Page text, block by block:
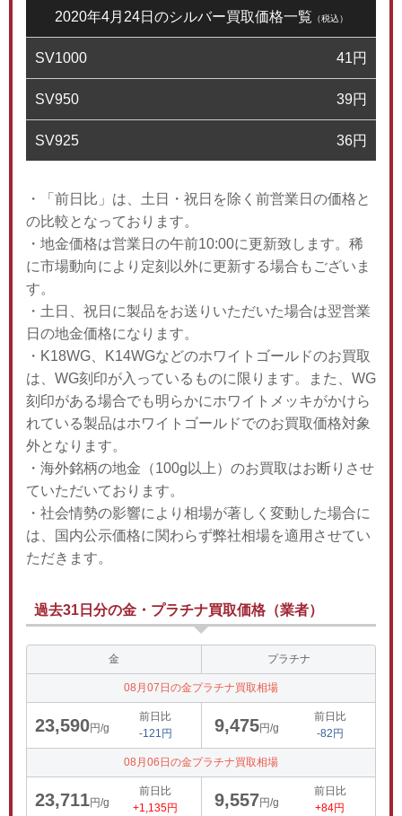
2020年4月24日のシルバー買取価格一覧 （税込）
SV1000 41円
SV950 39円
SV925 36円
・「前日比」は、土日・祝日を除く前営業日の価格と
の比較となっております。
・地金価格は営業日の午前10:00に更新致します。稀
に市場動向により定刻以外に更新する場合もございま
す。
・土日、祝日に製品をお送りいただいた場合は翌営業
日の地金価格になります。
・K18WG、K14WGなどのホワイトゴールドのお買取
は、WG刻印が入っているものに限ります。また、WG
刻印がある場合でも明らかにホワイトメッキがかけら
れている製品はホワイトゴールドでのお買取価格対象
外となります。
・海外銘柄の地金（100g以上）のお買取はお断りさせ
ていただいております。
・社会情勢の影響により相場が著しく変動した場合に
は、国内公示価格に関わらず弊社相場を適用させてい
ただきます。
過去31日分の金・プラチナ買取価格（業者）
金 プラチナ
08月07日の金プラチナ買取相場
23,590円/g
前日比
-121円
9,475円/g
前日比
-82円
08月06日の金プラチナ買取相場
23,711円/g
前日比
+1,135円
9,557円/g
前日比
+84円